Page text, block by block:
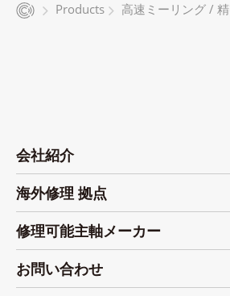
Products 高速ミーリング /
会社紹介
海外修理 拠点
修理可能主軸メーカー
お問い合わせ